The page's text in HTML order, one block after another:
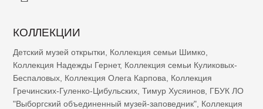
КОЛЛЕКЦИИ
Детский музей открытки Коллекция семьи Шимко
Коллекция Надежды Гернет, Коллекция семьи Куликовых-
Беспаловых Коллекция Олега Карпова
Коллекция
Гречинских-Гуленко-Цибульских Тимур Хусяинов ГБУК ЛО
"Выборгский объединенный музей-заповедник" Коллекция